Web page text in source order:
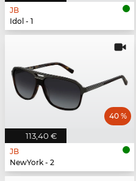
JB
Idol - 1
113,40 €
40 %
JB
NewYork - 2